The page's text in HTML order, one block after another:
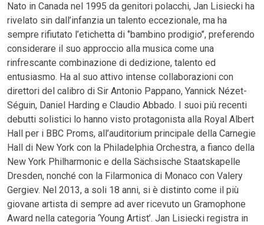
Nato in Canada nel 1995 da genitori polacchi, Jan Lisiecki ha
rivelato sin dall’infanzia un talento eccezionale, ma ha
sempre rifiutato l’etichetta di ‘’bambino prodigio’’, preferendo
considerare il suo approccio alla musica come una
rinfrescante combinazione di dedizione, talento ed
entusiasmo. Ha al suo attivo intense collaborazioni con
direttori del calibro di Sir Antonio Pappano, Yannick Nézet-
Séguin, Daniel Harding e Claudio Abbado. I suoi più recenti
debutti solistici lo hanno visto protagonista alla Royal Albert
Hall per i BBC Proms, all’auditorium principale della Carnegie
Hall di New York con la Philadelphia Orchestra, a fianco della
New York Philharmonic e della Sächsische Staatskapelle
Dresden, nonché con la Filarmonica di Monaco con Valery
Gergiev. Nel 2013, a soli 18 anni, si è distinto come il più
giovane artista di sempre ad aver ricevuto un Gramophone
Award nella categoria ‘Young Artist’. Jan Lisiecki registra in